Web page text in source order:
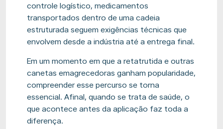
controle logístico, medicamentos
transportados dentro de uma cadeia
estruturada seguem exigências técnicas que
envolvem desde a indústria até a entrega final.
Em um momento em que a retatrutida e outras
canetas emagrecedoras ganham popularidade,
compreender esse percurso se torna
essencial. Afinal, quando se trata de saúde, o
que acontece antes da aplicação faz toda a
diferença.